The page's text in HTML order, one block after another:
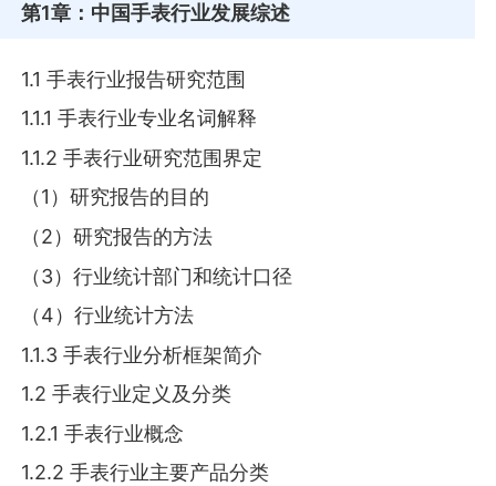
第1章 ：中国手表行业发展综述
1.1 手表行业报告研究范围
1.1.1 手表行业专业名词解释
1.1.2 手表行业研究范围界定
（1）研究报告的目的
（2）研究报告的方法
（3）行业统计部门和统计口径
（4）行业统计方法
1.1.3 手表行业分析框架简介
1.2 手表行业定义及分类
1.2.1 手表行业概念
1.2.2 手表行业主要产品分类